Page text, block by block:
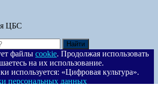
ЦБС
Найти
файлы cookie. Продолжая использовать
на их использование.
используется: «Цифровая культура».
персональных данных